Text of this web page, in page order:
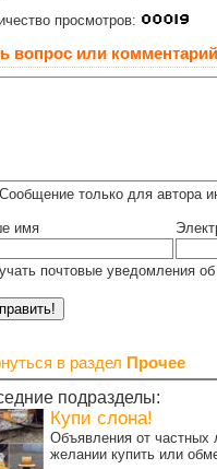
просмотров:
вопрос или
Сообщение только для автора
имя
почтовые уведомления об
в раздел Прочее
подразделы:
Купи слона!
Объявления от частных
желании купить или